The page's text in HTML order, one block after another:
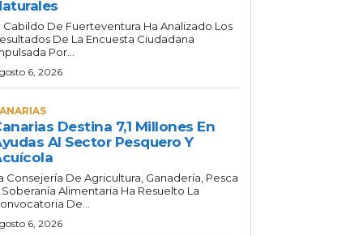
Cabildo De Fuerteventura Ha Analizado Los
De La Encuesta Ciudadana
Por...
6, 2026
Destina 7,1 Millones En
Al Sector Pesquero Y
Consejería De Agricultura, Ganadería, Pesca
Soberanía Alimentaria Ha Resuelto La
De...
6, 2026